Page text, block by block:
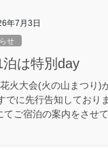
年7月3日
せ
泊は特別day
火大会(火の山まつり)
でに先行告知しており
てご宿泊の案内をさせ